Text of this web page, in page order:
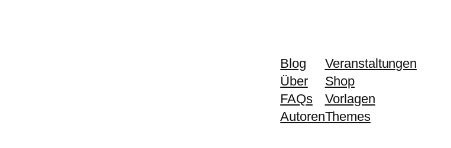
Blog
Über
FAQs
Autoren
Veranstaltungen
Shop
Vorlagen
Themes